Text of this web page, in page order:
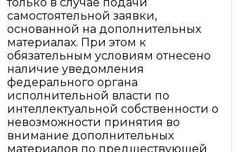
самостоятельной заявки,
основанной на дополнительных
материалах. При этом к
обязательным условиям отнесено
наличие уведомления
федерального органа
исполнительной власти по
интеллектуальной собственности о
невозможности принятия во
внимание дополнительных
материалов по предшествующей